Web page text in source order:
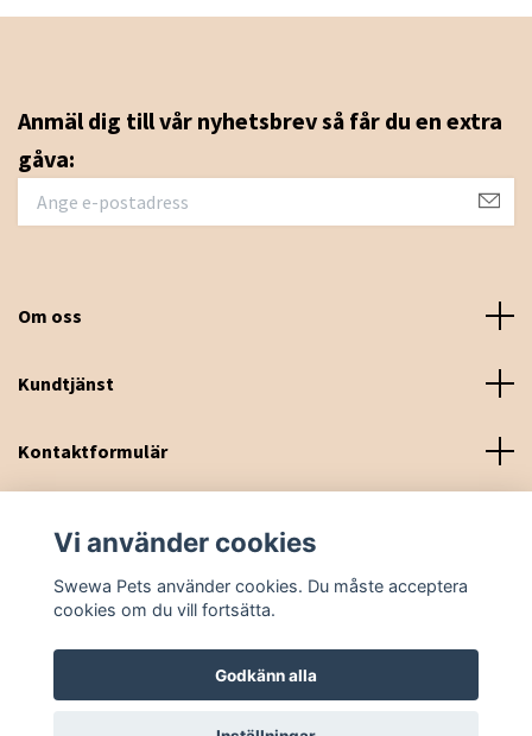
Anmäl dig till vår nyhetsbrev så får du en extra
gåva:
Om oss
Kundtjänst
Kontaktformulär
© 2026 Swewa Pets
Vi använder cookies
Swewa Pets använder cookies. Du måste acceptera
cookies om du vill fortsätta.
Godkänn alla